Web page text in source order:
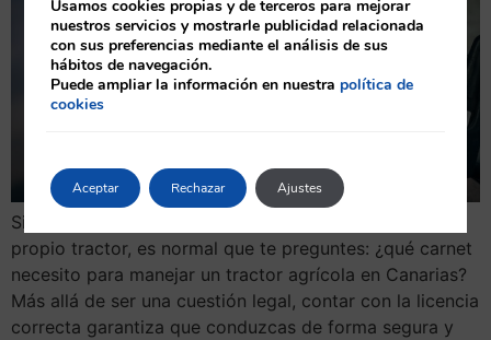
Si trabajas en el campo o estás empezando con tu
propio tractor, es normal que te preguntes: ¿qué carnet
necesito para manejar un tractor agrícola en Canarias?
Más allá de ser una cuestión legal, contar con la licencia
correcta garantiza que conduzcas de forma segura y
Usamos cookies propias y de terceros para mejorar
nuestros servicios y mostrarle publicidad relacionada
con sus preferencias mediante el análisis de sus
hábitos de navegación.
Puede ampliar la información en nuestra política de
cookies
Aceptar Rechazar Ajustes